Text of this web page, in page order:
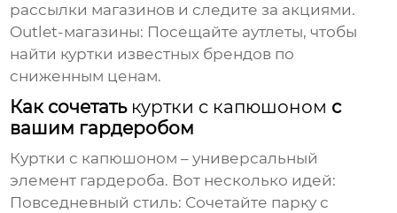
рассылки магазинов и следите за акциями.
Outlet-магазины: Посещайте аутлеты, чтобы
найти куртки известных брендов по
сниженным ценам.
Как сочетать куртки с капюшоном с
вашим гардеробом
Куртки с капюшоном – универсальный
элемент гардероба. Вот несколько идей:
Повседневный стиль: Сочетайте парку с